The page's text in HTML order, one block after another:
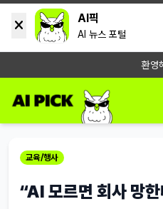
AI픽
AI 뉴스 포털
환영
교육/행사
“AI 모르면 회사 망